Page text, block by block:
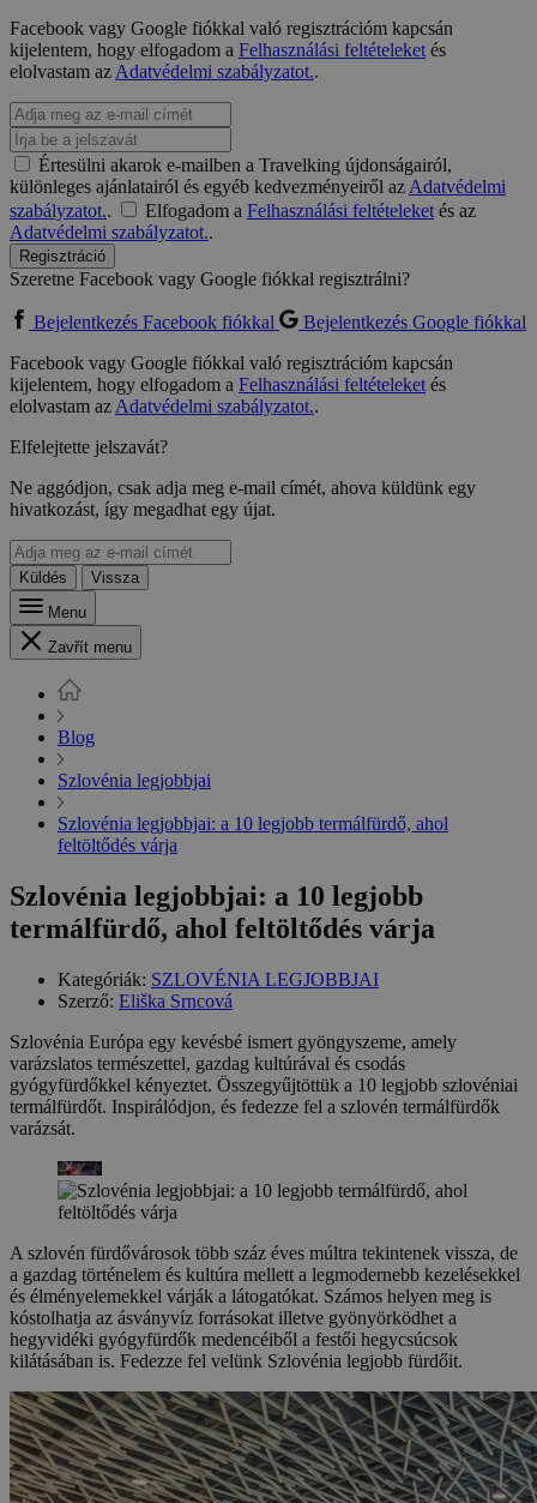
Facebook vagy Google fiókkal való regisztrációm kapcsán
kijelentem, hogy elfogadom a Felhasználási feltételeketés
elolvastam azAdatvédelmi szabályzatot..
Értesülni akarok e-mailben a Travelking újdonságairól,
különleges ajánlatairól és egyéb kedvezményeiről azAdatvédelmi
szabályzatot.. Elfogadom a Felhasználási feltételeketés az
Adatvédelmi szabályzatot..
Regisztráció
Szeretne Facebook vagy Google fiókkal regisztrálni?
Bejelentkezés Facebook fiókkal
Bejelentkezés Google fiókkal
Facebook vagy Google fiókkal való regisztrációm kapcsán
kijelentem, hogy elfogadom a Felhasználási feltételeketés
elolvastam azAdatvédelmi szabályzatot..
Elfelejtette jelszavát?
Ne aggódjon, csak adja meg e-mail címét, ahova küldünk egy
hivatkozást, így megadhat egy újat.
Küldés
Vissza
Menu
Zavřít menu
Blog
Szlovénia legjobbjai
Szlovénia legjobbjai: a 10 legjobb termálfürdő, ahol
feltöltődés várja
Szlovénia legjobbjai: a 10 legjobb
termálfürdő, ahol feltöltődés várja
Kategóriák: SZLOVÉNIA LEGJOBBJAI
Szerző: Eliška Srncová
Szlovénia Európa egy kevésbé ismert gyöngyszeme, amely
varázslatos természettel, gazdag kultúrával és csodás
gyógyfürdőkkel kényeztet. Összegyűjtöttük a 10 legjobb szlovéniai
termálfürdőt. Inspirálódjon, és fedezze fel a szlovén termálfürdők
varázsát.
A szlovén fürdővárosok több száz éves múltra tekintenek vissza, de
a gazdag történelem és kultúra mellett a legmodernebb kezelésekkel
és élményelemekkel várják a látogatókat. Számos helyen meg is
kóstolhatja az ásványvíz forrásokat illetve gyönyörködhet a
hegyvidéki gyógyfürdők medencéiből a festői hegycsúcsok
kilátásában is. Fedezze fel velünk Szlovénia legjobb fürdőit.